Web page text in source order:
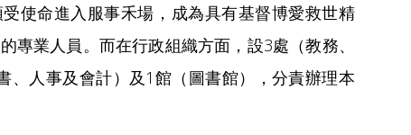
使命進入服事禾場，成為具有基督博愛救世精
專業人員。而在行政組織方面，設3處（教務、
、人事及會計）及1館（圖書館），分責辦理本